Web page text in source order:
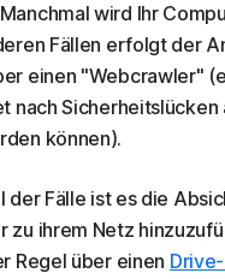
wird Ihr
Fällen erfolgt der
einen "Webcrawler"
nach Sicherheitslücken
können).
der Fälle ist es die
zu ihrem Netz
Regel über einen